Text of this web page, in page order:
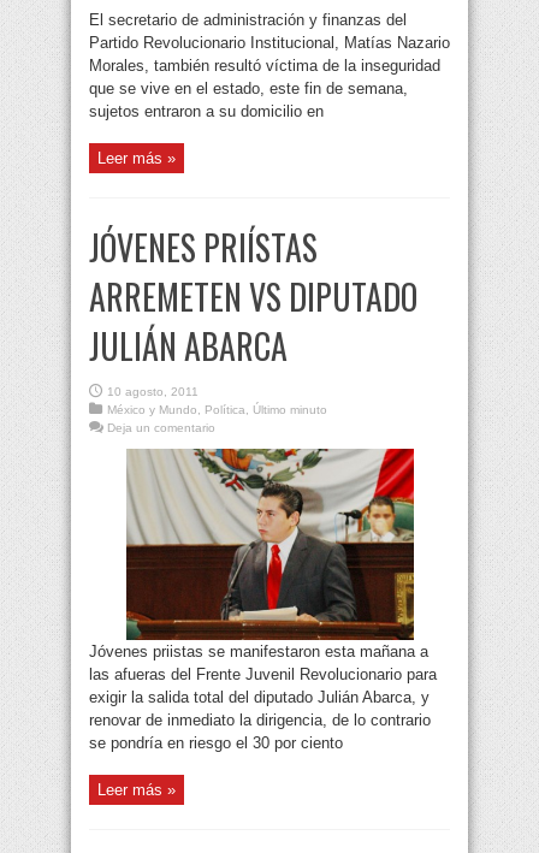
El secretario de administración y finanzas del
Partido Revolucionario Institucional, Matías Nazario
Morales, también resultó víctima de la inseguridad
que se vive en el estado, este fin de semana,
sujetos entraron a su domicilio en
Leer más »
JÓVENES PRIÍSTAS
ARREMETEN VS DIPUTADO
JULIÁN ABARCA
10 agosto, 2011
México y Mundo
Política
Último minuto
Deja un comentario
Jóvenes priistas se manifestaron esta mañana a
las afueras del Frente Juvenil Revolucionario para
exigir la salida total del diputado Julián Abarca, y
renovar de inmediato la dirigencia, de lo contrario
se pondría en riesgo el 30 por ciento
Leer más »